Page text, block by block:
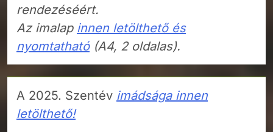
rendezéséért.
Az imalap innen letölthető és
nyomtatható(A4, 2 oldalas).
A 2025. Szentév imádsága innen
letölthető!